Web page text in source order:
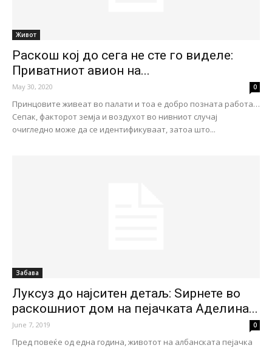
Живот
Раскош кој до сега не сте го виделе:
Приватниот авион на...
May 30, 2020 0
Принцовите живеат во палати и тоа е добро позната работа…
Сепак, факторот земја и воздухот во нивниот случај
очигледно може да се идентификуваат, затоа што...
Забава
Луксуз до најситен детаљ: Ѕирнете во
раскошниот дом на пејачката Аделина...
June 7, 2019 0
Пред повеќе од една година, животот на албанската пејачка